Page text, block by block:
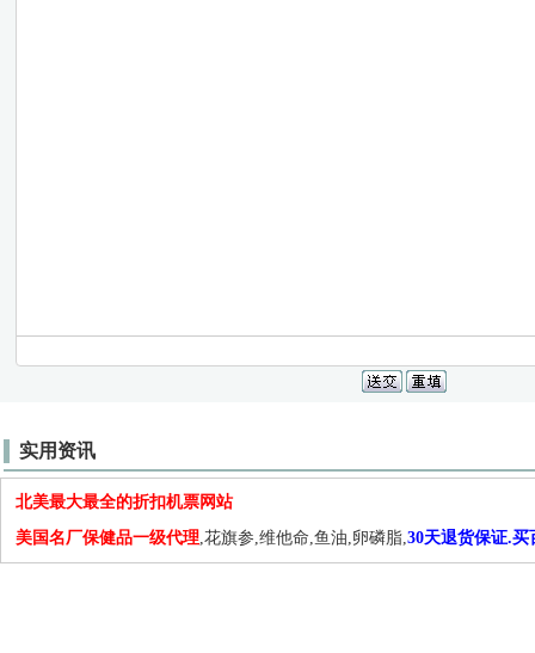
实用资讯
北美最大最全的折扣机票网站
美国名厂保健品一级代理,花旗参,维他命,鱼油,卵磷脂,30天退货保证.买